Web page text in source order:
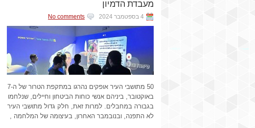
מעבדת הדמיון
4 בספטמבר 2024 No comments
50 מתושבי העיר אופקים נהרגו במתקפת הטרור של ה-7
באוקטובר, ביניהם אנשי כוחות הביטחון וחיילים, שנלחמו
בגבורה במחבלים. למרות זאת, חלק גדול מתושבי העיר
לא התפנה, ובנובמבר האחרון, בעיצומה של המלחמה ,